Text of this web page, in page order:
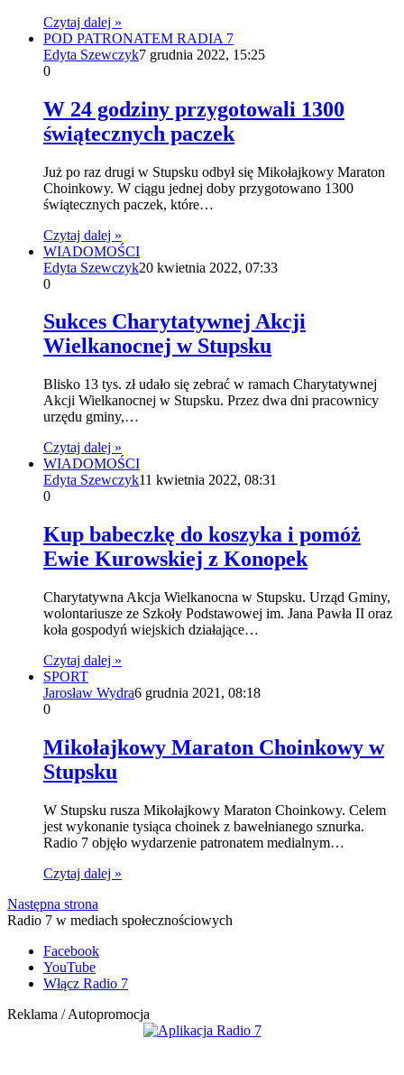
Czytaj dalej »
POD PATRONATEM RADIA 7
Edyta Szewczyk7 grudnia 2022, 15:25
0
W 24 godziny przygotowali 1300
świątecznych paczek
Już po raz drugi w Stupsku odbył się Mikołajkowy Maraton
Choinkowy. W ciągu jednej doby przygotowano 1300
świątecznych paczek, które…
Czytaj dalej »
WIADOMOŚCI
Edyta Szewczyk20 kwietnia 2022, 07:33
0
Sukces Charytatywnej Akcji
Wielkanocnej w Stupsku
Blisko 13 tys. zł udało się zebrać w ramach Charytatywnej
Akcji Wielkanocnej w Stupsku. Przez dwa dni pracownicy
urzędu gminy,…
Czytaj dalej »
WIADOMOŚCI
Edyta Szewczyk11 kwietnia 2022, 08:31
0
Kup babeczkę do koszyka i pomóż
Ewie Kurowskiej z Konopek
Charytatywna Akcja Wielkanocna w Stupsku. Urząd Gminy,
wolontariusze ze Szkoły Podstawowej im. Jana Pawła II oraz
koła gospodyń wiejskich działające…
Czytaj dalej »
SPORT
Jarosław Wydra6 grudnia 2021, 08:18
0
Mikołajkowy Maraton Choinkowy w
Stupsku
W Stupsku rusza Mikołajkowy Maraton Choinkowy. Celem
jest wykonanie tysiąca choinek z bawełnianego sznurka.
Radio 7 objęło wydarzenie patronatem medialnym…
Czytaj dalej »
Następna strona
Radio 7 w mediach społecznościowych
Facebook
YouTube
Włącz Radio 7
Reklama / Autopromocja